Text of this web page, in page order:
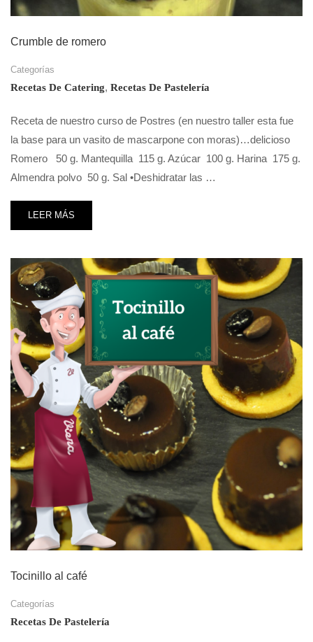
Crumble de romero
Categorías
Recetas De Catering, Recetas De Pastelería
Receta de nuestro curso de Postres (en nuestro taller esta fue
la base para un vasito de mascarpone con moras)…delicioso
Romero 50 g. Mantequilla 115 g. Azúcar 100 g. Harina 175 g.
Almendra polvo 50 g. Sal •Deshidratar las …
LEER MÁS
Tocinillo al café
Categorías
Recetas De Pastelería